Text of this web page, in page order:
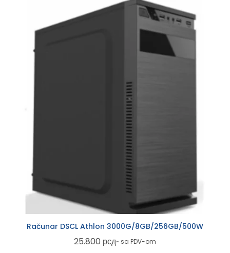
Računar DSCL Athlon 3000G/8GB/256GB/500W
25.800 рсд~ sa PDV-om